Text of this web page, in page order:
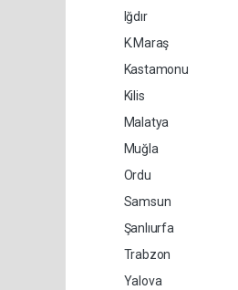
Iğdır
K.Maraş
Kastamonu
Kilis
Malatya
Muğla
Ordu
Samsun
Şanlıurfa
Trabzon
Yalova